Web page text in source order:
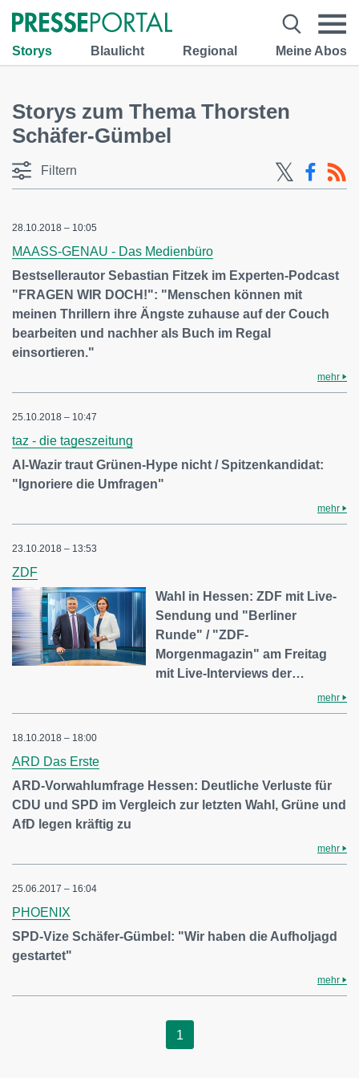
Storys Blaulicht Regional Meine Abos
Storys zum Thema Thorsten
Schäfer-Gümbel
Filtern
28.10.2018 – 10:05
MAASS-GENAU - Das Medienbüro
Bestsellerautor Sebastian Fitzek im Experten-Podcast
"FRAGEN WIR DOCH!": "Menschen können mit
meinen Thrillern ihre Ängste zuhause auf der Couch
bearbeiten und nachher als Buch im Regal
einsortieren."
mehr
25.10.2018 – 10:47
taz - die tageszeitung
Al-Wazir traut Grünen-Hype nicht / Spitzenkandidat:
"Ignoriere die Umfragen"
mehr
23.10.2018 – 13:53
ZDF
Wahl in Hessen: ZDF mit Live-
Sendung und "Berliner
Runde" / "ZDF-
Morgenmagazin" am Freitag
mit Live-Interviews der…
mehr
18.10.2018 – 18:00
ARD Das Erste
ARD-Vorwahlumfrage Hessen: Deutliche Verluste für
CDU und SPD im Vergleich zur letzten Wahl, Grüne und
AfD legen kräftig zu
mehr
25.06.2017 – 16:04
PHOENIX
SPD-Vize Schäfer-Gümbel: "Wir haben die Aufholjagd
gestartet"
mehr
1